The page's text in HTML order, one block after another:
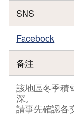
SNS
Facebook
备注
該地區冬季積
請事先確認各